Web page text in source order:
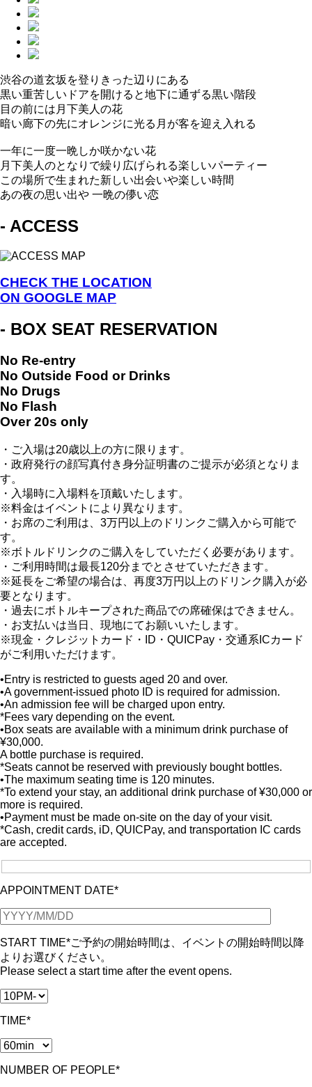
渋谷の道玄坂を登りきった辺りにある
黒い重苦しいドアを開けると地下に通ずる黒い階段
目の前には月下美人の花
暗い廊下の先にオレンジに光る月が客を迎え入れる
一年に一度一晩しか咲かない花
月下美人のとなりで繰り広げられる楽しいパーティー
この場所で生まれた新しい出会いや楽しい時間
あの夜の思い出や 一晩の儚い恋
- ACCESS
CHECK THE LOCATION
ON GOOGLE MAP
- BOX SEAT RESERVATION
No Re-entry
No Outside Food or Drinks
No Drugs
No Flash
Over 20s only
・ご入場は20歳以上の方に限ります。
・政府発行の顔写真付き身分証明書のご提示が必須となりま
す。
・入場時に入場料を頂戴いたします。
※料金はイベントにより異なります。
・お席のご利用は、3万円以上のドリンクご購入から可能で
す。
※ボトルドリンクのご購入をしていただく必要があります。
・ご利用時間は最長120分までとさせていただきます。
※延長をご希望の場合は、再度3万円以上のドリンク購入が必
要となります。
・過去にボトルキープされた商品での席確保はできません。
・お支払いは当日、現地にてお願いいたします。
※現金・クレジットカード・ID・QUICPay・交通系ICカード
がご利用いただけます。
•Entry is restricted to guests aged 20 and over.
•A government-issued photo ID is required for admission.
•An admission fee will be charged upon entry.
*Fees vary depending on the event.
•Box seats are available with a minimum drink purchase of
¥30,000.
A bottle purchase is required.
*Seats cannot be reserved with previously bought bottles.
•The maximum seating time is 120 minutes.
*To extend your stay, an additional drink purchase of ¥30,000 or
more is required.
•Payment must be made on-site on the day of your visit.
*Cash, credit cards, iD, QUICPay, and transportation IC cards
are accepted.
APPOINTMENT DATE*
START TIME*ご予約の開始時間は、イベントの開始時間以降
よりお選びください。
Please select a start time after the event opens.
TIME*
NUMBER OF PEOPLE*